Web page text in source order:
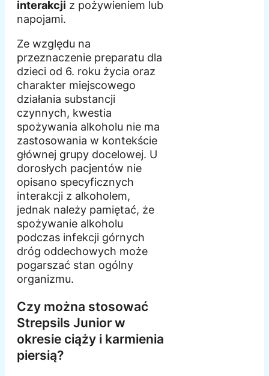
interakcji z pożywieniem lub
napojami.
Ze względu na
przeznaczenie preparatu dla
dzieci od 6. roku życia oraz
charakter miejscowego
działania substancji
czynnych, kwestia
spożywania alkoholu nie ma
zastosowania w kontekście
głównej grupy docelowej. U
dorosłych pacjentów nie
opisano specyficznych
interakcji z alkoholem,
jednak należy pamiętać, że
spożywanie alkoholu
podczas infekcji górnych
dróg oddechowych może
pogarszać stan ogólny
organizmu.
Czy można stosować
Strepsils Junior w
okresie ciąży i karmienia
piersią?